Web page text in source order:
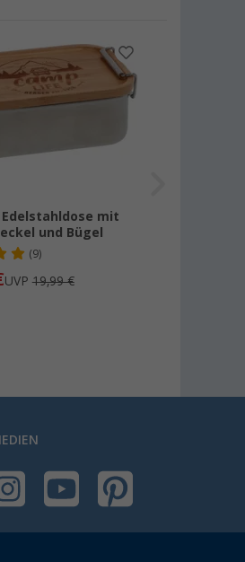
mit
und Bügel
(9)
UVP 19,99 €